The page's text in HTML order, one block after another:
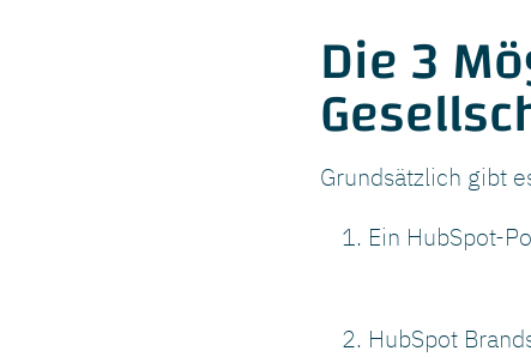
Die 3
Grundsätzlich gibt
Ein HubSpot-
HubSpot